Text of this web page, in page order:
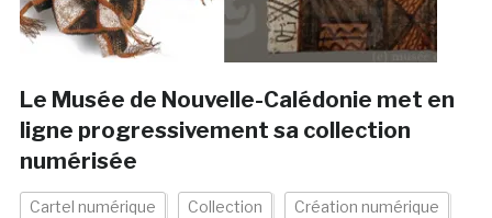
Le Musée de Nouvelle-Calédonie met en
ligne progressivement sa collection
numérisée
Cartel numérique Collection Création numérique